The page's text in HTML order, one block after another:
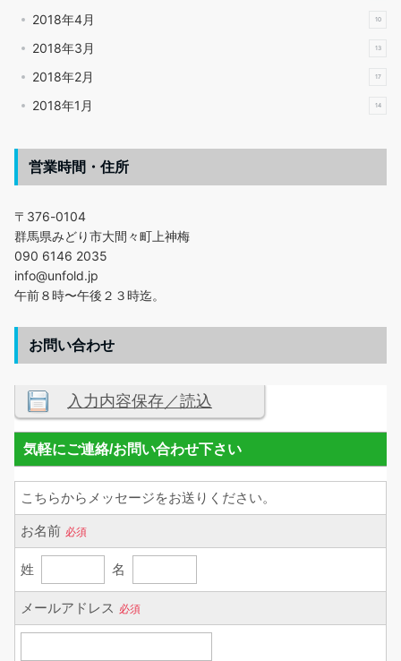
2018年4月 10
2018年3月 13
2018年2月 17
2018年1月 14
営業時間・住所
〒376-0104
群馬県みどり市大間々町上神梅
090 6146 2035
info@unfold.jp
午前８時〜午後２３時迄。
お問い合わせ